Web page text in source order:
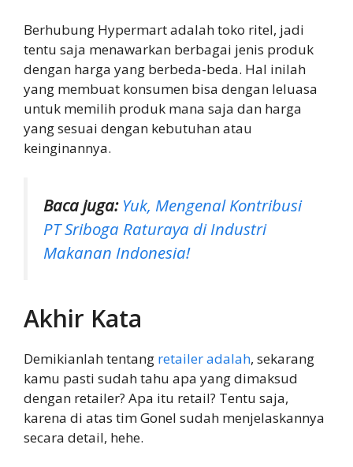
Berhubung Hypermart adalah toko ritel, jadi
tentu saja menawarkan berbagai jenis produk
dengan harga yang berbeda-beda. Hal inilah
yang membuat konsumen bisa dengan leluasa
untuk memilih produk mana saja dan harga
yang sesuai dengan kebutuhan atau
keinginannya.
Baca juga: Yuk, Mengenal Kontribusi
PT Sriboga Raturaya di Industri
Makanan Indonesia!
Akhir Kata
Demikianlah tentang retailer adalah, sekarang
kamu pasti sudah tahu apa yang dimaksud
dengan retailer? Apa itu retail? Tentu saja,
karena di atas tim Gonel sudah menjelaskannya
secara detail, hehe.